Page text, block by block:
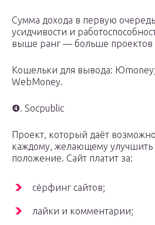
Сумма дохода в первую
усидчивости и
выше ранг — больше
Кошельки для вывода:
WebMoney.
❹. Socpublic
Проект, который даёт
каждому, желающему улучшить
положение. Сайт платит за:
сёрфинг сайтов;
лайки и комментарии;